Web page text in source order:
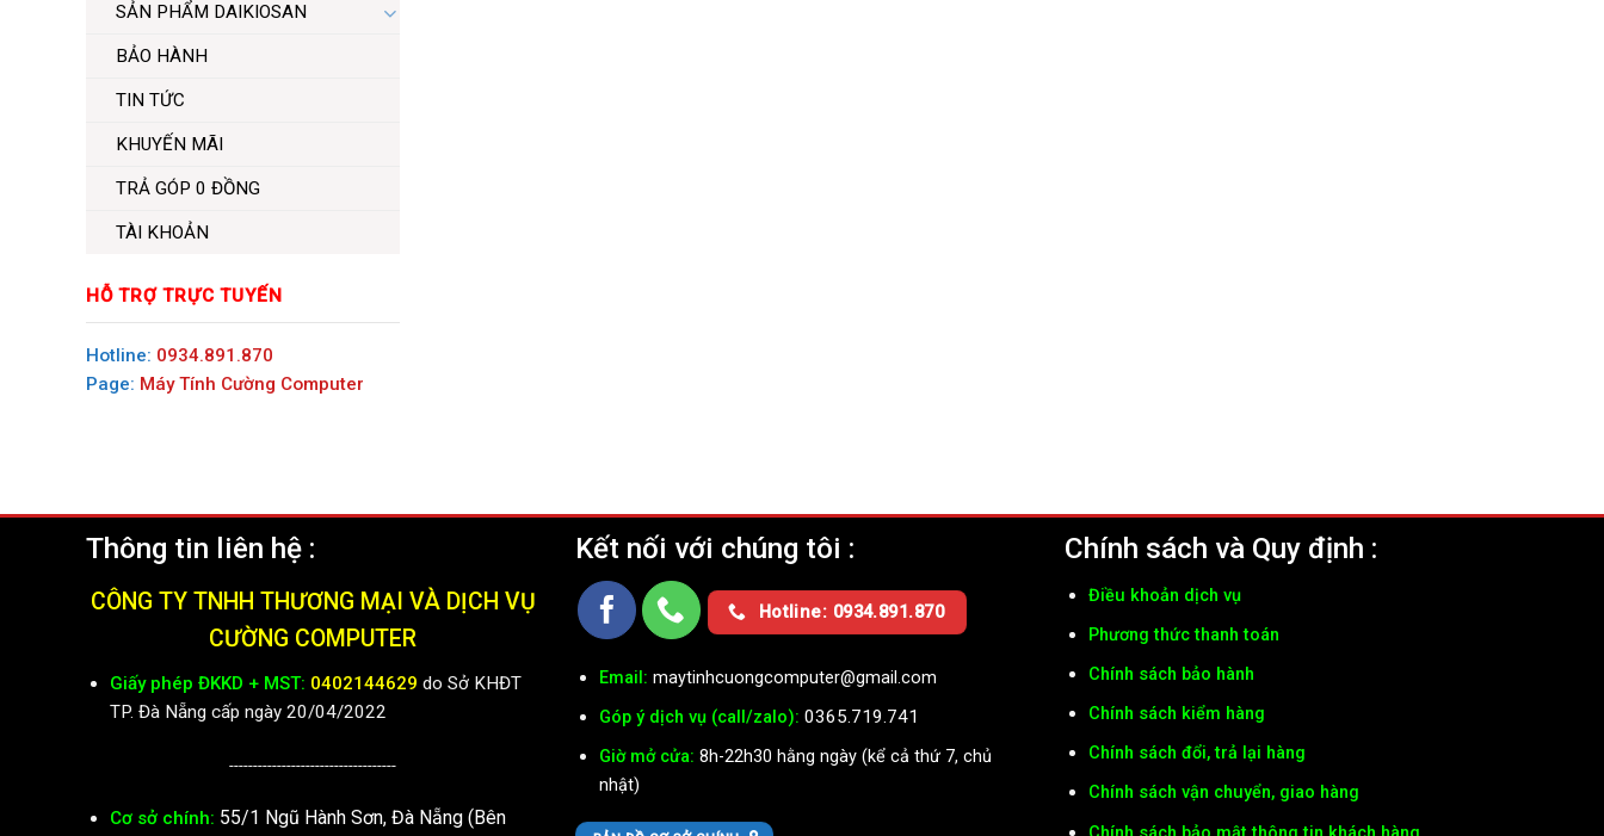
SẢN PHẨM DAIKIOSAN
BẢO HÀNH
TIN TỨC
KHUYẾN MÃI
TRẢ GÓP 0 ĐỒNG
TÀI KHOẢN
HỖ TRỢ TRỰC TUYẾN
Hotline: 0934.891.870
Page: Máy Tính Cường Computer
Thông tin liên hệ :
CÔNG TY TNHH THƯƠNG MẠI VÀ DỊCH VỤ
CƯỜNG COMPUTER
Giấy phép ĐKKD + MST: 0402144629 do Sở KHĐT
TP. Đà Nẵng cấp ngày 20/04/2022
-----------------------------------
Cơ sở chính: 55/1 Ngũ Hành Sơn, Đà Nẵng (Bên
Kết nối với chúng tôi :
Hotline: 0934.891.870
Email: maytinhcuongcomputer@gmail.com
Góp ý dịch vụ (call/zalo): 0365.719.741
Giờ mở cửa: 8h-22h30 hằng ngày (kể cả thứ 7, chủ
nhật)
Chính sách và Quy định :
Điều khoản dịch vụ
Phương thức thanh toán
Chính sách bảo hành
Chính sách kiểm hàng
Chính sách đổi, trả lại hàng
Chính sách vận chuyển, giao hàng